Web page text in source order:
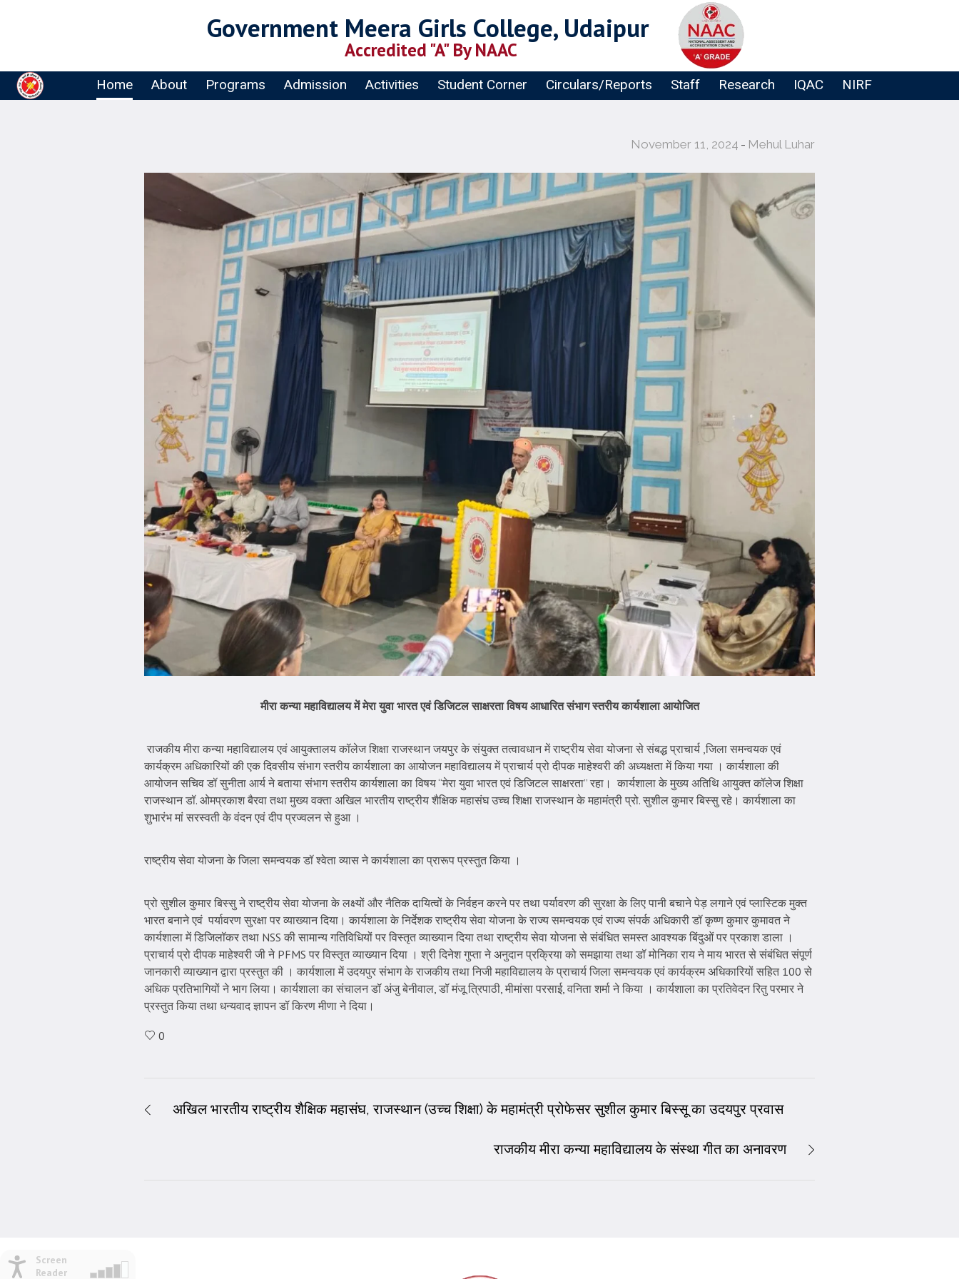
Government Meera Girls College, Udaipur
Accredited "A" By NAAC
Home About Programs Admission Activities Student Corner Circulars/Reports Staff Research IQAC NIRF
November 11, 2024 Mehul Luhar
मीरा कन्या महाविद्यालय में मेरा युवा भारत एवं डिजिटल साक्षरता विषय आधारित संभाग स्तरीय कार्यशाला आयोजित
राजकीय मीरा कन्या महाविद्यालय एवं आयुक्तालय कॉलेज शिक्षा राजस्थान जयपुर के संयुक्त तत्वावधान में राष्ट्रीय सेवा योजना से संबद्ध प्राचार्य ,जिला समन्वयक एवं
कार्यक्रम अधिकारियों की एक दिवसीय संभाग स्तरीय कार्यशाला का आयोजन महाविद्यालय में प्राचार्य प्रो दीपक माहेश्वरी की अध्यक्षता में किया गया । कार्यशाला की
आयोजन सचिव डॉ सुनीता आर्य ने बताया संभाग स्तरीय कार्यशाला का विषय “मेरा युवा भारत एवं डिजिटल साक्षरता” रहा। कार्यशाला के मुख्य अतिथि आयुक्त कॉलेज शिक्षा
राजस्थान डॉ. ओमप्रकाश बैरवा तथा मुख्य वक्ता अखिल भारतीय राष्ट्रीय शैक्षिक महासंघ उच्च शिक्षा राजस्थान के महामंत्री प्रो. सुशील कुमार बिस्सु रहे। कार्यशाला का
शुभारंभ मां सरस्वती के वंदन एवं दीप प्रज्वलन से हुआ ।
राष्ट्रीय सेवा योजना के जिला समन्वयक डॉ श्वेता व्यास ने कार्यशाला का प्रारूप प्रस्तुत किया ।
प्रो सुशील कुमार बिस्सु ने राष्ट्रीय सेवा योजना के लक्ष्यों और नैतिक दायित्वों के निर्वहन करने पर तथा पर्यावरण की सुरक्षा के लिए पानी बचाने पेड़ लगाने एवं प्लास्टिक मुक्त
भारत बनाने एवं पर्यावरण सुरक्षा पर व्याख्यान दिया। कार्यशाला के निर्देशक राष्ट्रीय सेवा योजना के राज्य समन्वयक एवं राज्य संपर्क अधिकारी डॉ कृष्ण कुमार कुमावत ने
कार्यशाला में डिजिलॉकर तथा NSS की सामान्य गतिविधियों पर विस्तृत व्याख्यान दिया तथा राष्ट्रीय सेवा योजना से संबंधित समस्त आवश्यक बिंदुओं पर प्रकाश डाला ।
प्राचार्य प्रो दीपक माहेश्वरी जी ने PFMS पर विस्तृत व्याख्यान दिया । श्री दिनेश गुप्ता ने अनुदान प्रक्रिया को समझाया तथा डॉ मोनिका राय ने माय भारत से संबंधित संपूर्ण
जानकारी व्याख्यान द्वारा प्रस्तुत की । कार्यशाला में उदयपुर संभाग के राजकीय तथा निजी महाविद्यालय के प्राचार्य जिला समन्वयक एवं कार्यक्रम अधिकारियों सहित 100 से
अधिक प्रतिभागियों ने भाग लिया। कार्यशाला का संचालन डॉ अंजु बेनीवाल, डॉ मंजू त्रिपाठी, मीमांसा परसाई, वनिता शर्मा ने किया । कार्यशाला का प्रतिवेदन रितु परमार ने
प्रस्तुत किया तथा धन्यवाद ज्ञापन डॉ किरण मीणा ने दिया।
0
अखिल भारतीय राष्ट्रीय शैक्षिक महासंघ, राजस्थान (उच्च शिक्षा) के महामंत्री प्रोफेसर सुशील कुमार बिस्सू का उदयपुर प्रवास
राजकीय मीरा कन्या महाविद्यालय के संस्था गीत का अनावरण
Screen
Reader